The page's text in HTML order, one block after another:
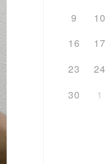
9
10
16
17
23
24
30
1